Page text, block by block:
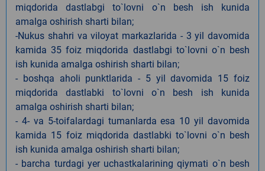
miqdorida dastlabgi to`lovni o`n besh ish kunida
amalga oshirish sharti bilan;
-Nukus shahri va viloyat markazlarida - 3 yil davomida
kamida 35 foiz miqdorida dastlabgi to`lovni o`n besh
ish kunida amalga oshirish sharti bilan;
- boshqa aholi punktlarida - 5 yil davomida 15 foiz
miqdorida dastlabki to`lovni o`n besh ish kunida
amalga oshirish sharti bilan;
- 4- va 5-toifalardagi tumanlarda esa 10 yil davomida
kamida 15 foiz miqdorida dastlabki to`lovni o`n besh
ish kunida amalga oshirish sharti bilan;
- barcha turdagi yer uchastkalarining qiymati o`n besh